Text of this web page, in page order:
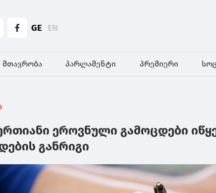
GE EN
მთავრობა პარლამენტი პრემიერი
ეროვნული გამოცდები
განრიგი